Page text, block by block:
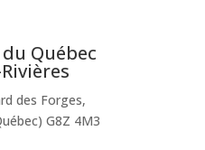
Québec
des Forges,
G8Z 4M3